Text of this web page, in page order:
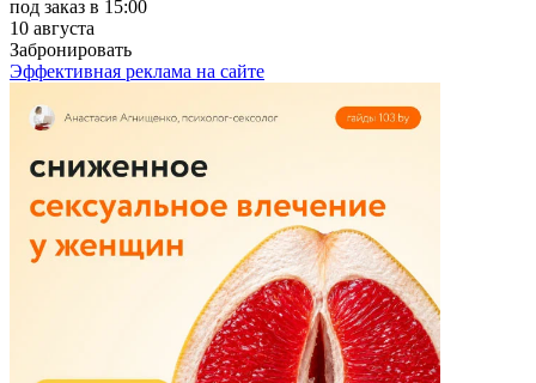
под заказ в 15:00
10 августа
Забронировать
Эффективная реклама на сайте